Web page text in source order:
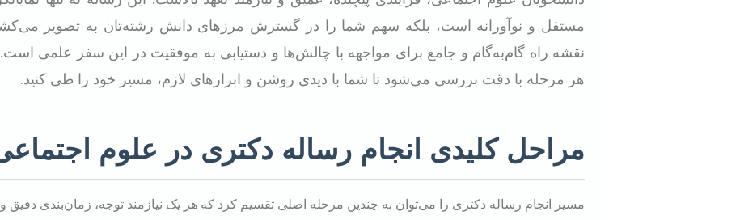
مستقل و نوآورانه است، بلکه سهم شما را در گسترش مرزهای دانش رشته‌تان به تصویر
نقشه راه گام‌به‌گام و جامع برای مواجهه با چالش‌ها و دستیابی به موفقیت در این سفر علمی است.
هر مرحله با دقت بررسی می‌شود تا شما با دیدی روشن و ابزارهای لازم، مسیر خود را طی کنید.
مراحل کلیدی انجام رساله دکتری در علوم
مسیر انجام رساله دکتری را می‌توان به چندین مرحله اصلی تقسیم کرد که هر یک نیازمند توجه، زمان‌بندی دقیق